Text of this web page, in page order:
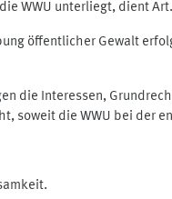
WWU unterliegt, dient
öffentlicher Gewalt
die Interessen,
soweit die WWU bei der